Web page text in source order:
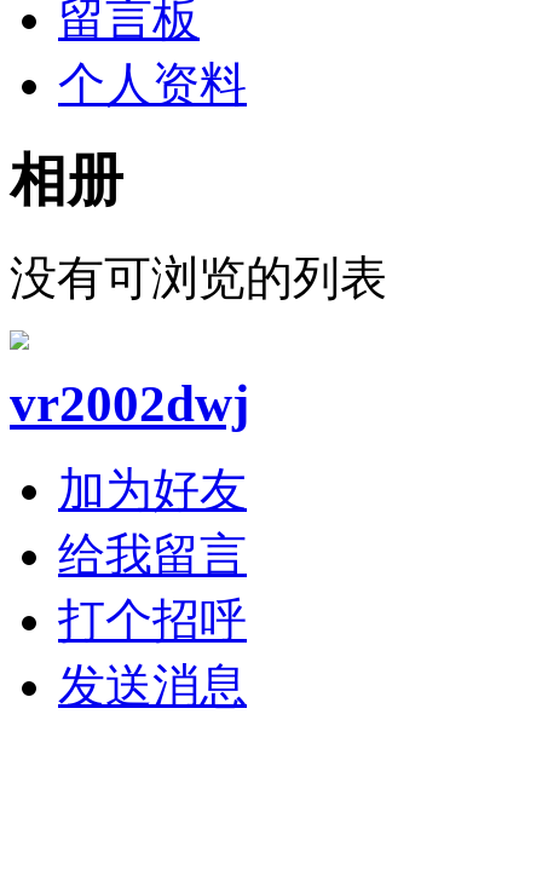
留言板
个人资料
相册
没有可浏览的列表
vr2002dwj
加为好友
给我留言
打个招呼
发送消息